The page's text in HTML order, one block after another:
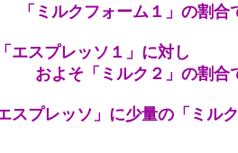
ム１」の割合で加
スプレッソ１」に対し
２」の割合で加え
プレッソ」に少量の「ミルク